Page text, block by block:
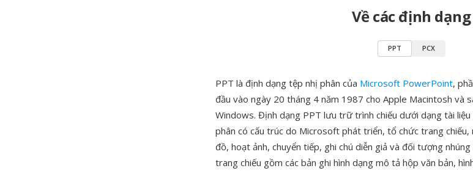
Về các định dạng
PPT PCX
PPT là định dạng tệp nhị phân của Microsoft PowerPoint,
đầu vào ngày 20 tháng 4 năm 1987 cho Apple Macintosh và
Windows. Định dạng PPT lưu trữ trình chiếu dưới dạng tài
phân có cấu trúc do Microsoft phát triển, tổ chức trang chiếu,
đồ, hoạt ảnh, chuyển tiếp, ghi chú diễn giả và đối tượng
trang chiếu gồm các bản ghi hình dạng mô tả hộp văn bản,